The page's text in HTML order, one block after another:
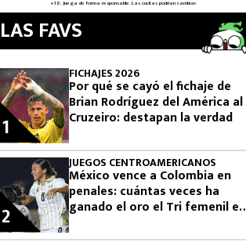
LAS FAVS
FICHAJES 2026
Por qué se cayó el fichaje de
Brian Rodríguez del América al
Cruzeiro: destapan la verdad
1
JUEGOS CENTROAMERICANOS
México vence a Colombia en
penales: cuántas veces ha
ganado el oro el Tri femenil en
2